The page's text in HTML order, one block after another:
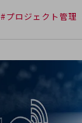
#プロジェクト管理